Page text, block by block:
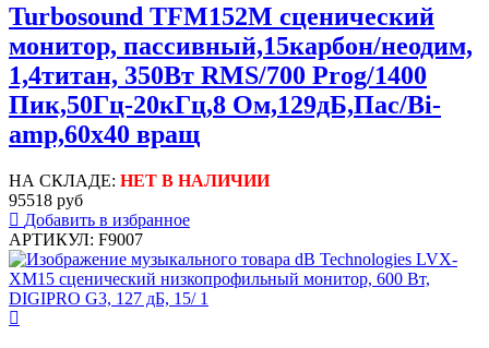
Turbosound TFM152M сценический
монитор, пассивный,15карбон/неодим,
1,4титан, 350Вт RMS/700 Prog/1400
Пик,50Гц-20кГц,8 Ом,129дБ,Пас/Bi-
amp,60x40 вращ
НА СКЛАДЕ: НЕТ В НАЛИЧИИ
95518 руб
Добавить в избранное
АРТИКУЛ: F9007